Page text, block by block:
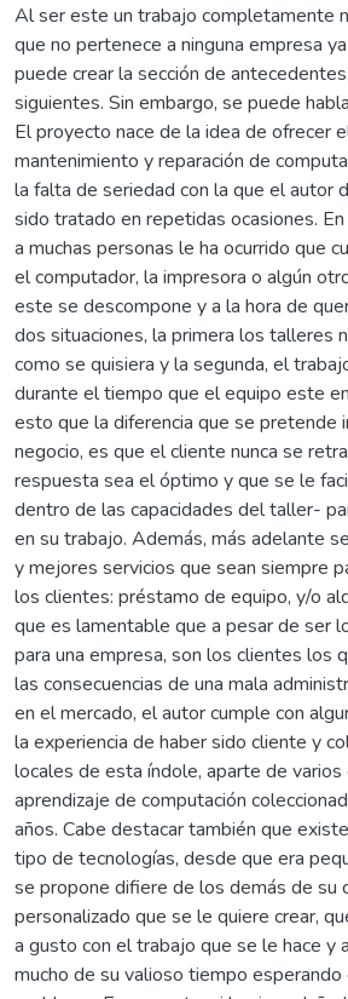
Al ser este un trabajo completamente
que no pertenece a ninguna empresa
puede crear la sección de
siguientes. Sin embargo, se puede
El proyecto nace de la idea de ofrecer
mantenimiento y reparación de
la falta de seriedad con la que el autor
sido tratado en repetidas ocasiones.
a muchas personas le ha ocurrido que
el computador, la impresora o algún
este se descompone y a la hora de
dos situaciones, la primera los talleres
como se quisiera y la segunda, el
durante el tiempo que el equipo este
esto que la diferencia que se pretende
negocio, es que el cliente nunca se
respuesta sea el óptimo y que se le
dentro de las capacidades del taller-
en su trabajo. Además, más adelante
y mejores servicios que sean siempre
los clientes: préstamo de equipo, y/o
que es lamentable que a pesar de ser
para una empresa, son los clientes los
las consecuencias de una mala
en el mercado, el autor cumple con
la experiencia de haber sido cliente y
locales de esta índole, aparte de varios
aprendizaje de computación
años. Cabe destacar también que
tipo de tecnologías, desde que era
se propone difiere de los demás de su
personalizado que se le quiere crear,
a gusto con el trabajo que se le hace y
mucho de su valioso tiempo